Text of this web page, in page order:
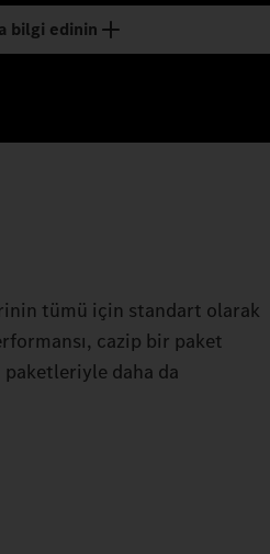
bilgi edinin
tümü için standart olarak
cazip bir paket
paketleriyle daha da